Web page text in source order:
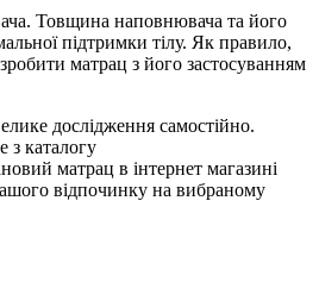
Товщина наповнювача та його
підтримки тілу. Як правило,
матрац з його застосуванням
дослідження самостійно.
з каталогу
матрац в інтернет магазині
відпочинку на вибраному